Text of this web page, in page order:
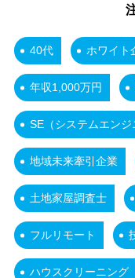
40代 ホワイト
年収1,000万円
SE（システムエンジ
地域未来牽引企業
土地家屋調査士
フルリモート
ハウスクリーニング